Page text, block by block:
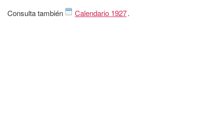
Consulta también Calendario 1927.